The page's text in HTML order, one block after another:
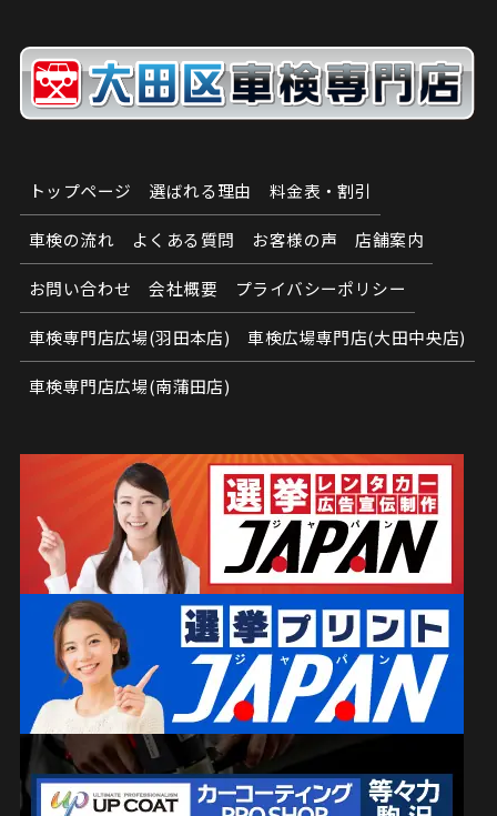
トップページ 選ばれる理由 料金表・割引
車検の流れ よくある質問 お客様の声 店舗案内
お問い合わせ 会社概要 プライバシーポリシー
車検専門店広場(羽田本店) 車検広場専門店(大田中央店)
車検専門店広場(南蒲田店)